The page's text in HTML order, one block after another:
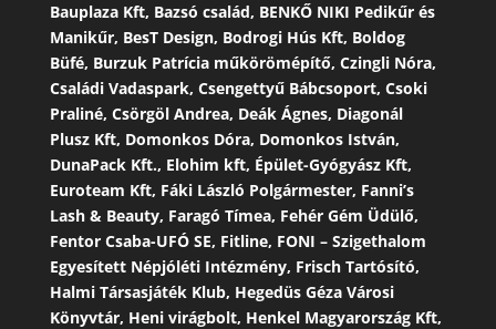
Bauplaza Kft, Bazsó család, BENKŐ NIKI Pedikűr és
Manikűr, BesT Design, Bodrogi Hús Kft, Boldog
Büfé, Burzuk Patrícia műkörömépítő, Czingli Nóra,
Családi Vadaspark, Csengettyű Bábcsoport, Csoki
Praliné, Csörgöl Andrea, Deák Ágnes, Diagonál
Plusz Kft, Domonkos Dóra, Domonkos István,
DunaPack Kft., Elohim kft, Épület-Gyógyász Kft,
Euroteam Kft, Fáki László Polgármester, Fanni’s
Lash & Beauty, Faragó Tímea, Fehér Gém Üdülő,
Fentor Csaba-UFÓ SE, Fitline, FONI – Szigethalom
Egyesített Népjóléti Intézmény, Frisch Tartósító,
Halmi Társasjáték Klub, Hegedüs Géza Városi
Könyvtár, Heni virágbolt, Henkel Magyarország Kft,